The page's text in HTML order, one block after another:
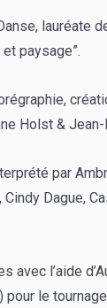
lauréate
paysage”.
Holst &
par
Cindy Dague,
avec l’aide
) pour le